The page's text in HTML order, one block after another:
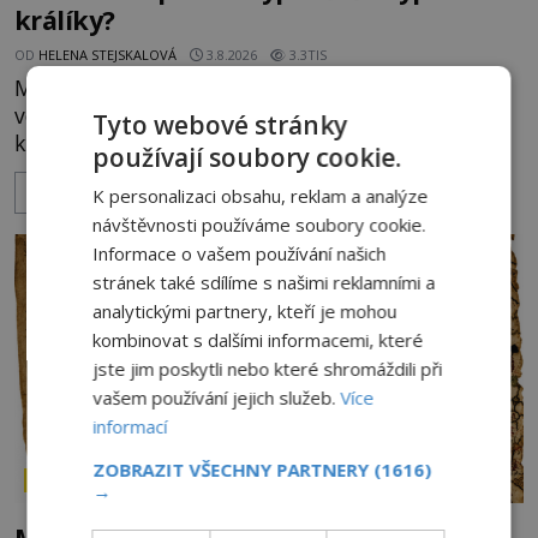
králíky?
OD HELENA STEJSKALOVÁ 3.8.2026 3.3TIS
Město Langenau obléhá ve 14. století nepřátelské
vojsko, zásoby docházejí a obránci stojí na pokraji
kapitulace. Přesto nakonec zvítězí chytrost nad
hrubou silou. Podle staré německé legendy vypustí
obyvatelé za hradby dobře živeného králíka, aby
nepřítele přesvědčili, že uvnitř města je jídla stále
dost. Čas pracuje pro obléhatele. Ve městě ubývají
zásoby a každý den znamená další porci strádá
ZOBRAZIT VÍCE
ZÁHADY HISTORIE
Tyto webové stránky
používají soubory cookie.
K personalizaci obsahu, reklam a analýze
návštěvnosti používáme soubory cookie.
Informace o vašem používání našich
stránek také sdílíme s našimi reklamními a
analytickými partnery, kteří je mohou
kombinovat s dalšími informacemi, které
jste jim poskytli nebo které shromáždili při
vašem používání jejich služeb.Více
informací
ZOBRAZIT VŠECHNY PARTNERY (1616)
→